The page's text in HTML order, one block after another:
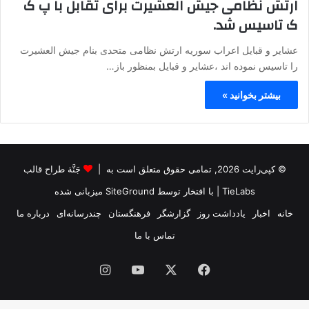
ارتش نظامی جیش العشیرت برای تقابل با پ ک
ک تاسیس شد.
عشایر و قبایل اعراب سوریه ارتش نظامی متحدی بنام جیش العشیرت
را تاسیس نموده اند ،عشایر و قبایل بمنظور باز…
بیشتر بخوانید »
© کپی‌رایت 2026, تمامی حقوق متعلق است به |
جَنَّة طراح قالب
TieLabs | با افتخار توسط SiteGround میزبانی شده
خانه
اخبار یادداشت روز گزارشگر فرهنگستان چندرسانه‌ای
درباره ما
تماس با ما
فیس
بوک
یوتیوب